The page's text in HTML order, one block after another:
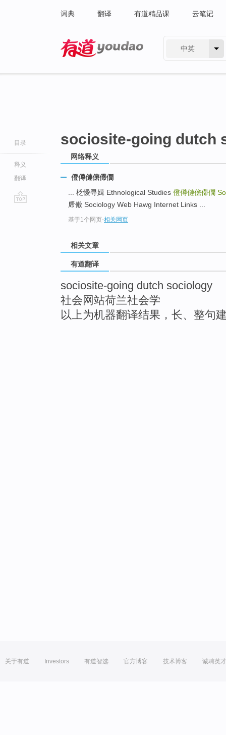
词典 翻译 有道精品课 云笔记
中英
目录
释义
翻译
sociosite-going dutch
网络释义
僜僔僆僒僀僩
... 柉懓寻媶 Ethnological Studies 僜僔僆僒僀僩
乕僌 Sociology Web Hawg Internet Links ...
基于1个网页-相关网页
相关文章
有道翻译
sociosite-going dutch sociology
社会网站荷兰社会学
以上为机器翻译结果，长、整句
关于有道 Investors 有道智选 官方博客 技术博客 诚聘英才